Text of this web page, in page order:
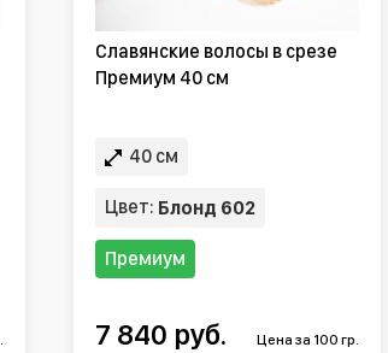
Славянские волосы в срезе
Премиум 40 см
40 см
Цвет: Блонд 602
Премиум
7 840 руб. Цена за 100 гр.